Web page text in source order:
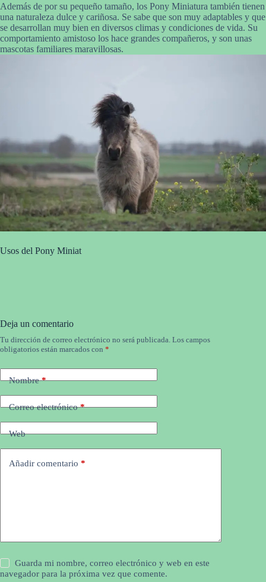
Además de por su pequeño tamaño, los Pony Miniatura también tienen
una naturaleza dulce y cariñosa. Se sabe que son muy adaptables y que
se desarrollan muy bien en diversos climas y condiciones de vida. Su
comportamiento amistoso los hace grandes compañeros, y son unas
mascotas familiares maravillosas.
Usos del Pony Miniat
Deja un comentario
Tu dirección de correo electrónico no será publicada. Los campos
obligatorios están marcados con *
Nombre*
Correo electrónico*
Web
Añadir comentario *
Guarda mi nombre, correo electrónico y web en este
navegador para la próxima vez que comente.